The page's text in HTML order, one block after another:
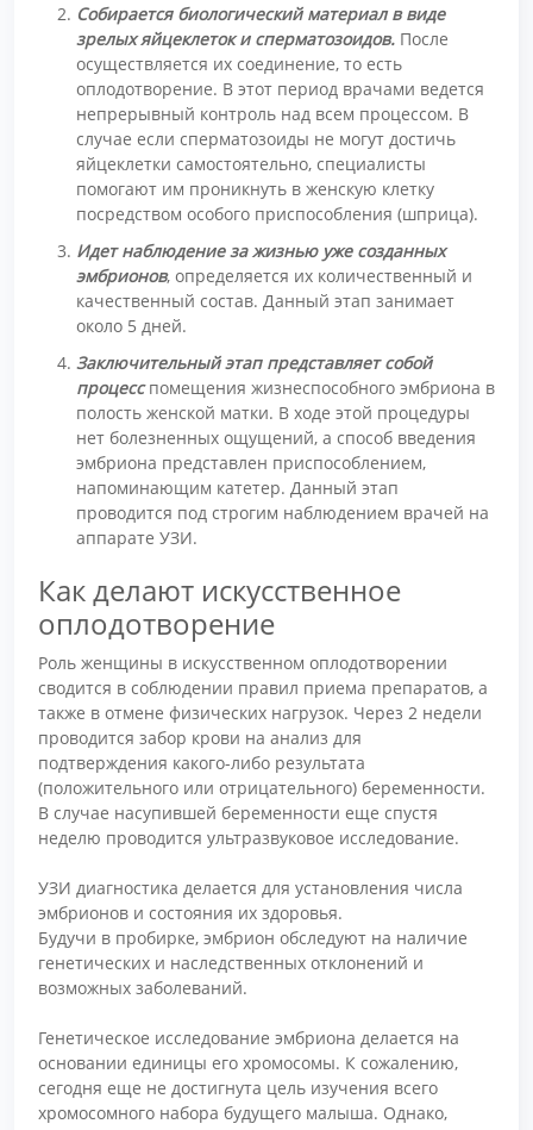
Собирается биологический материал в виде
зрелых яйцеклеток и сперматозоидов. После
осуществляется их соединение, то есть
оплодотворение. В этот период врачами ведется
непрерывный контроль над всем процессом. В
случае если сперматозоиды не могут достичь
яйцеклетки самостоятельно, специалисты
помогают им проникнуть в женскую клетку
посредством особого приспособления (шприца).
Идет наблюдение за жизнью уже созданных
эмбрионов, определяется их количественный и
качественный состав. Данный этап занимает
около 5 дней.
Заключительный этап представляет собой
процесспомещения жизнеспособного эмбриона в
полость женской матки. В ходе этой процедуры
нет болезненных ощущений, а способ введения
эмбриона представлен приспособлением,
напоминающим катетер. Данный этап
проводится под строгим наблюдением врачей на
аппарате УЗИ.
Как делают искусственное
оплодотворение
Роль женщины в искусственном оплодотворении
сводится в соблюдении правил приема препаратов, а
также в отмене физических нагрузок. Через 2 недели
проводится забор крови на анализ для
подтверждения какого-либо результата
(положительного или отрицательного) беременности.
В случае насупившей беременности еще спустя
неделю проводится ультразвуковое исследование.
УЗИ диагностика делается для установления числа
эмбрионов и состояния их здоровья.
Будучи в пробирке, эмбрион обследуют на наличие
генетических и наследственных отклонений и
возможных заболеваний.
Генетическое исследование эмбриона делается на
основании единицы его хромосомы. К сожалению,
сегодня еще не достигнута цель изучения всего
хромосомного набора будущего малыша. Однако,